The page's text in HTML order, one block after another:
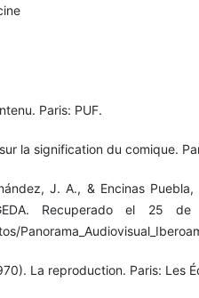
Paris: PUF.
la signification du comique.
J. A., & Encinas
Recuperado el 25
La reproduction. Paris: Les